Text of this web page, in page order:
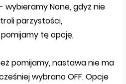
wybieramy None, gdyż nie
parzystości,
tę opcję,
pomijamy, nastawa nie ma
wybrano OFF. Opcje